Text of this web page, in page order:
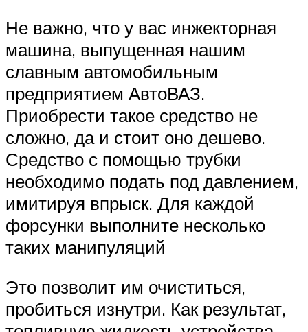
Не важно, что у вас инжекторная
машина, выпущенная нашим
славным автомобильным
предприятием АвтоВАЗ.
Приобрести такое средство не
сложно, да и стоит оно дешево.
Средство с помощью трубки
необходимо подать под давлением,
имитируя впрыск. Для каждой
форсунки выполните несколько
таких манипуляций
Это позволит им очиститься,
пробиться изнутри. Как результат,